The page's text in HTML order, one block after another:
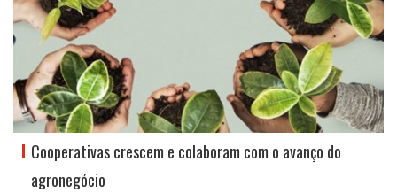
Cooperativas crescem e colaboram com o avanço do
agronegócio